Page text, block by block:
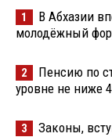
1
В Абхазии
молодёжный
2
Пенсию по
уровне не ниже
3 Законы,